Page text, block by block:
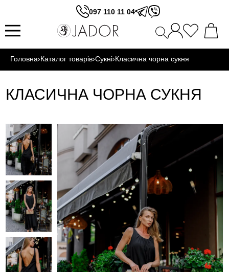
097 110 11 04
Головна›Каталог товарів›Сукні›Класична чорна сукня
КЛАСИЧНА ЧОРНА СУКНЯ